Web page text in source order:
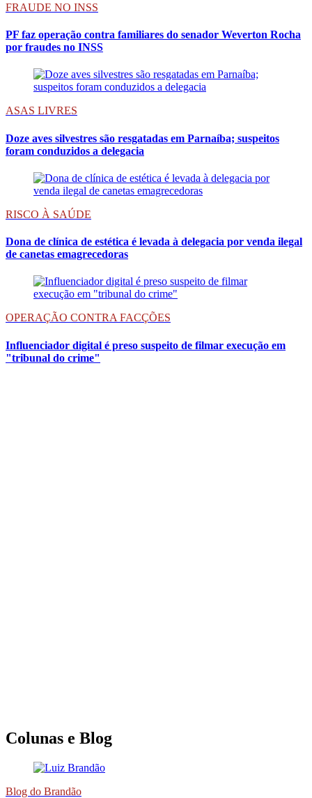
FRAUDE NO INSS
PF faz operação contra familiares do senador Weverton Rocha
por fraudes no INSS
ASAS LIVRES
Doze aves silvestres são resgatadas em Parnaíba; suspeitos
foram conduzidos a delegacia
RISCO À SAÚDE
Dona de clínica de estética é levada à delegacia por venda ilegal
de canetas emagrecedoras
OPERAÇÃO CONTRA FACÇÕES
Influenciador digital é preso suspeito de filmar execução em
"tribunal do crime"
Colunas e Blog
Blog do Brandão